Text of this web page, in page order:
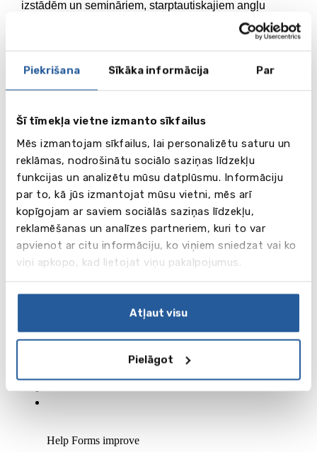
Piekrišana Sīkāka informācija Par
Šī tīmekļa vietne izmanto sīkfailus
Mēs izmantojam sīkfailus, lai personalizētu saturu un
reklāmas, nodrošinātu sociālo saziņas līdzekļu
funkcijas un analizētu mūsu datplūsmu. Informāciju
par to, kā jūs izmantojat mūsu vietni, mēs arī
kopīgojam ar saviem sociālās saziņas līdzekļu,
reklamēšanas un analīzes partneriem, kuri to var
apvienot ar citu informāciju, ko viņiem sniedzat vai ko
viņi apkopo, kad lietojat viņu pakalpojumus.
Atļaut visu
Pielāgot